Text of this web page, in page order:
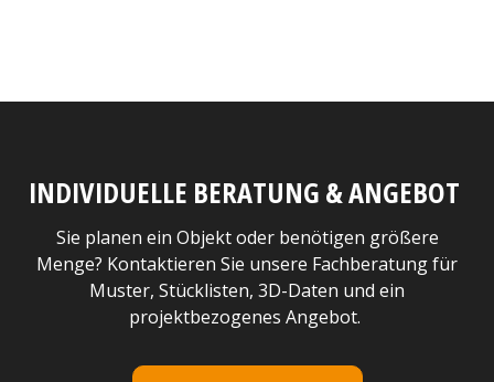
INDIVIDUELLE BERATUNG & ANGEBOT
Sie planen ein Objekt oder benötigen größere
Menge? Kontaktieren Sie unsere Fachberatung für
Muster, Stücklisten, 3D-Daten und ein
projektbezogenes Angebot.